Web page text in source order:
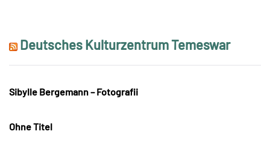
Deutsches Kulturzentrum Temeswar
Sibylle Bergemann – Fotografii
Ohne Titel